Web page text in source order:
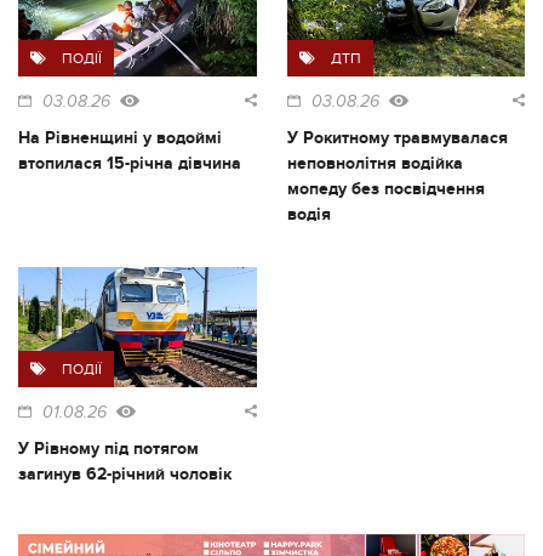
ПОДІЇ
03.08.26
На Рівненщині у водоймі
втопилася 15-річна дівчина
ДТП
03.08.26
У Рокитному травмувалася
неповнолітня водійка
мопеду без посвідчення
водія
ПОДІЇ
01.08.26
У Рівному під потягом
загинув 62-річний чоловік